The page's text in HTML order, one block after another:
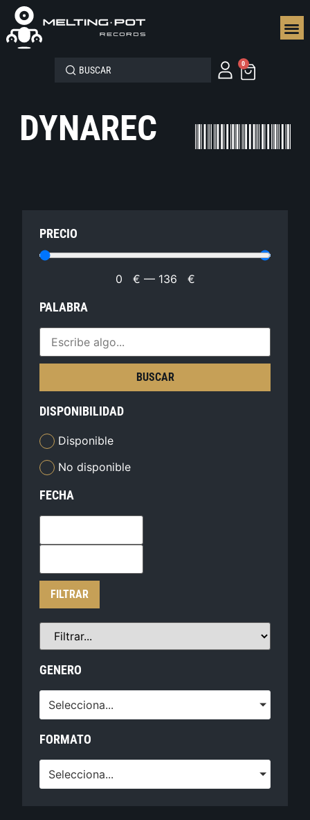
0
DYNAREC
PRECIO
0 € — 136 €
PALABRA
BUSCAR
DISPONIBILIDAD
Disponible
No disponible
FECHA
FILTRAR
GENERO
Selecciona...
FORMATO
Selecciona...